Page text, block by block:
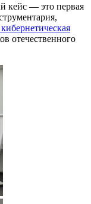
кейс — это первая
отечественного